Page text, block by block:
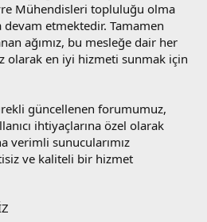
Mühendisleri topluluğu olma
devam etmektedir. Tamamen
ağımız, bu mesleğe dair her
olarak en iyi hizmeti sunmak için
güncellenen forumumuz,
ihtiyaçlarına özel olarak
verimli sunucularımız
ve kaliteli bir hizmet